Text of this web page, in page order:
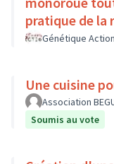
pratique de la
faisons du
Génétique
Une cuisine
Association
Soumis au vote